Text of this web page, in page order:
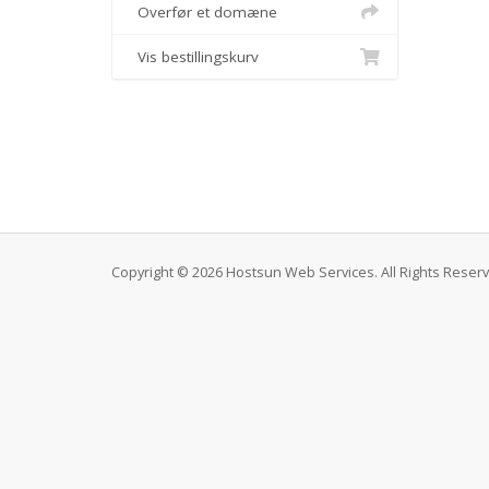
Overfør et domæne
Vis bestillingskurv
Copyright © 2026 Hostsun Web Services. All Rights